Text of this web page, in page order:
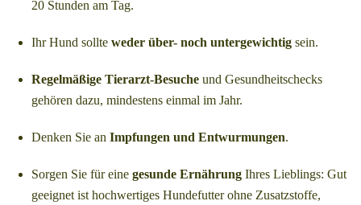
20 Stunden am Tag.
Ihr Hund sollteweder über- noch untergewichtig sein.
Regelmäßige Tierarzt-Besuche und Gesundheitschecks
gehören dazu, mindestens einmal im Jahr.
Denken Sie anImpfungen und Entwurmungen.
Sorgen Sie für einegesunde Ernährung Ihres Lieblings: Gut
geeignet ist hochwertiges Hundefutter ohne Zusatzstoffe,